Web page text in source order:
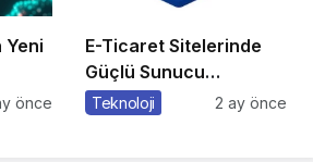
Yeni
önce
E-Ticaret Sitelerinde
Güçlü Sunucu
Tercihinin Önemi
Teknoloji 2 ay önce